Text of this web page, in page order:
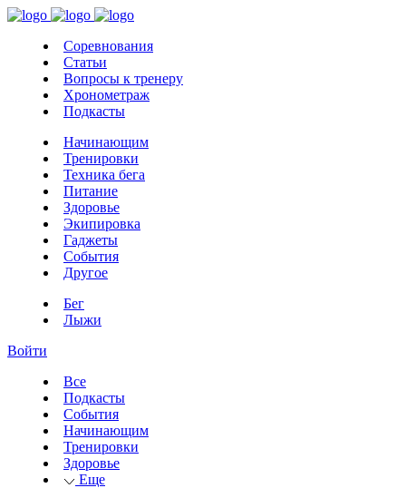
Соревнования
Статьи
Вопросы к тренеру
Хронометраж
Подкасты
Начинающим
Тренировки
Техника бега
Питание
Здоровье
Экипировка
Гаджеты
События
Другое
Бег
Лыжи
Войти
Все
Подкасты
События
Начинающим
Тренировки
Здоровье
Еще